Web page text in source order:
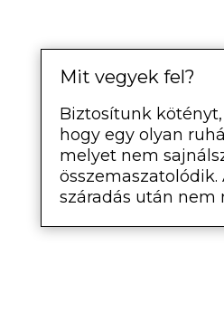
Mit vegyek fel?
Biztosítunk
hogy egy olyan
melyet nem
száradás után nem